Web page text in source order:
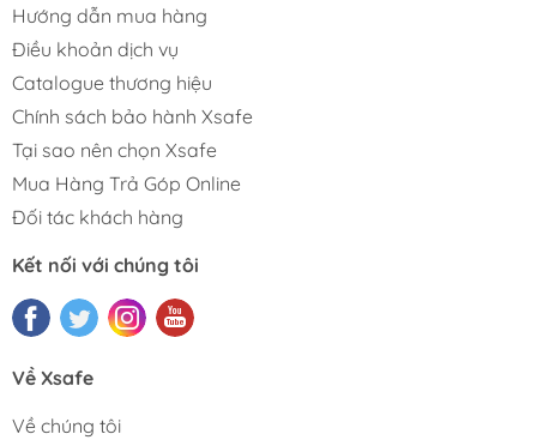
Hướng dẫn mua hàng
Điều khoản dịch vụ
Catalogue thương hiệu
Chính sách bảo hành Xsafe
Tại sao nên chọn Xsafe
Mua Hàng Trả Góp Online
Đối tác khách hàng
Kết nối với chúng tôi
Về Xsafe
Về chúng tôi